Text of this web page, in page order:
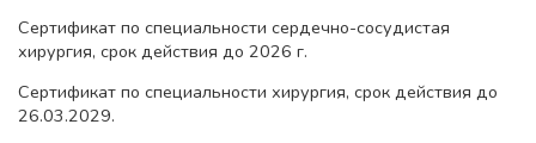
Сертификат по специальности сердечно-сосудистая
хирургия, срок действия до 2026 г.
Cертификат по специальности хирургия, срок действия до
26.03.2029.